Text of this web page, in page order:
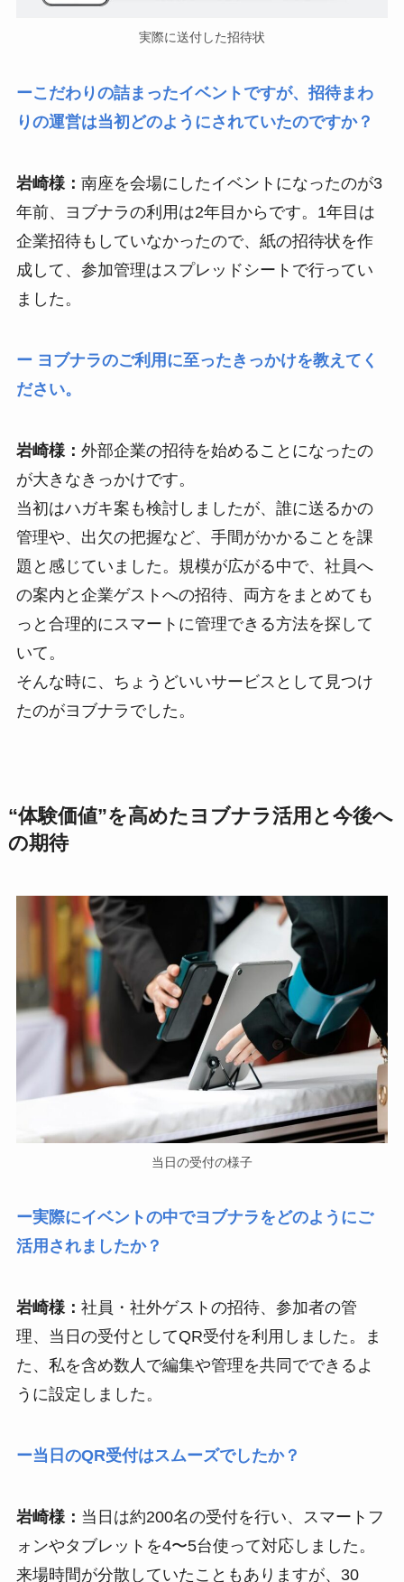
実際に送付した招待状
ーこだわりの詰まったイベントですが、招待まわ
りの運営は当初どのようにされていたのですか？
岩崎様： 南座を会場にしたイベントになったのが3
年前、ヨブナラの利用は2年目からです。1年目は
企業招待もしていなかったので、紙の招待状を作
成して、参加管理はスプレッドシートで行ってい
ました。
ー ヨブナラのご利用に至ったきっかけを教えてく
ださい。
岩崎様： 外部企業の招待を始めることになったの
が大きなきっかけです。
当初はハガキ案も検討しましたが、誰に送るかの
管理や、出欠の把握など、手間がかかることを課
題と感じていました。規模が広がる中で、社員へ
の案内と企業ゲストへの招待、両方をまとめても
っと合理的にスマートに管理できる方法を探して
いて。
そんな時に、ちょうどいいサービスとして見つけ
たのがヨブナラでした。
“体験価値”を高めたヨブナラ活用と今後へ
の期待
当日の受付の様子
ー実際にイベントの中でヨブナラをどのようにご
活用されましたか？
岩崎様： 社員・社外ゲストの招待、参加者の管
理、当日の受付としてQR受付を利用しました。ま
た、私を含め数人で編集や管理を共同でできるよ
うに設定しました。
ー当日のQR受付はスムーズでしたか？
岩崎様： 当日は約200名の受付を行い、スマートフ
ォンやタブレットを4〜5台使って対応しました。
来場時間が分散していたこともありますが、30